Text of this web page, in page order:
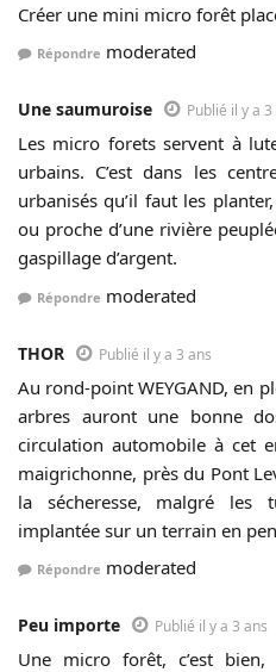
Créer une mini micro forêt
Répondre moderated
Une saumuroise Publié il y a 3
Les micro forets servent à
urbains. C’est dans les
urbanisés qu’il faut les
ou proche d’une rivière
gaspillage d’argent.
Répondre moderated
THOR Publié il y a 3 ans
Au rond-point WEYGAND, en
arbres auront une bonne
circulation automobile à cet
maigrichonne, près du Pont
la sécheresse, malgré les
implantée sur un terrain en
Répondre moderated
Peu importe Publié il y a 3 ans
Une micro forêt, c’est